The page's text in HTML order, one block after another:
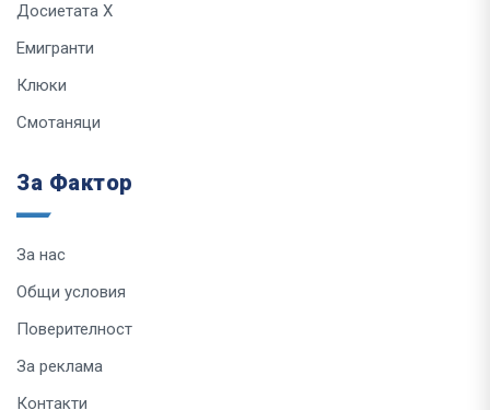
Досиетата Х
Емигранти
Клюки
Смотаняци
За Фактор
За нас
Общи условия
Поверителност
За реклама
Контакти